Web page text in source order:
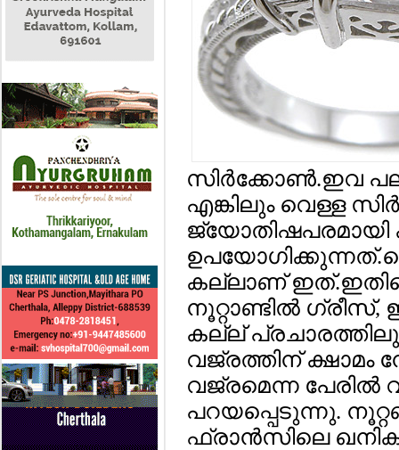
സിര്‍ക്കോണ്‍.ഇവ പല
എങ്കിലും വെള്ള
കല്ലാണ്
നൂറ്റാണ്ടില്‍ ഗ്രീസ്,
കല്ല്
വജ്രത്തിന് ക്ഷാമം
വജ്രമെന്ന പേരില്‍
പറയപ്പെടുന്നു.
ഫ്രാന്‍സിലെ